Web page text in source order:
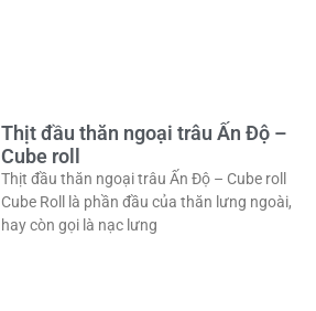
Thịt đầu thăn ngoại trâu Ấn Độ –
Cube roll
Thịt đầu thăn ngoại trâu Ấn Độ – Cube roll
Cube Roll là phần đầu của thăn lưng ngoài,
hay còn gọi là nạc lưng